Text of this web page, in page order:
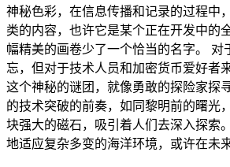
神秘色彩，在信息传播和记录的过程中
类的内容，也许它是某个正在开发中的
幅精美的画卷少了一个恰当的名字。 对
忘，但对于技术人员和加密货币爱好者
这个神秘的谜团，就像勇敢的探险家探
的技术突破的前奏，如同黎明前的曙光
块强大的磁石，吸引着人们去深入探索
地适应复杂多变的海洋环境，或许在未